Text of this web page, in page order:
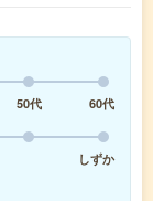
50代
60代
しずか